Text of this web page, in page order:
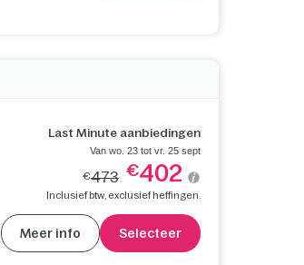
Last Minute aanbiedingen
Van wo. 23 tot vr. 25 sept
€473 €402
Inclusief btw, exclusief heffingen.
Meer info Selecteer